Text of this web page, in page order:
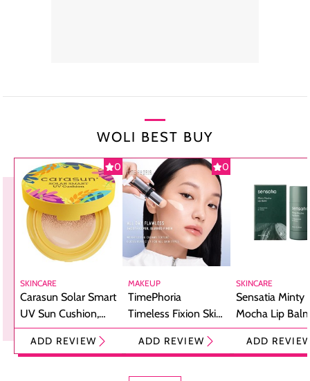
WOLI BEST BUY
0
SKINCARE
Carasun Solar Smart
UV Sun Cushion,
Bikin Reapply
Sunscreen Jadi
ADD REVIEW
0
MAKEUP
TimePhoria
Timeless Fixion Skin
Tint Stick,
Foundation dan
ADD REVIEW
SKINCARE
Sensatia Minty
Mocha Lip
Pelembap Bibir
dengan Aroma
ADD